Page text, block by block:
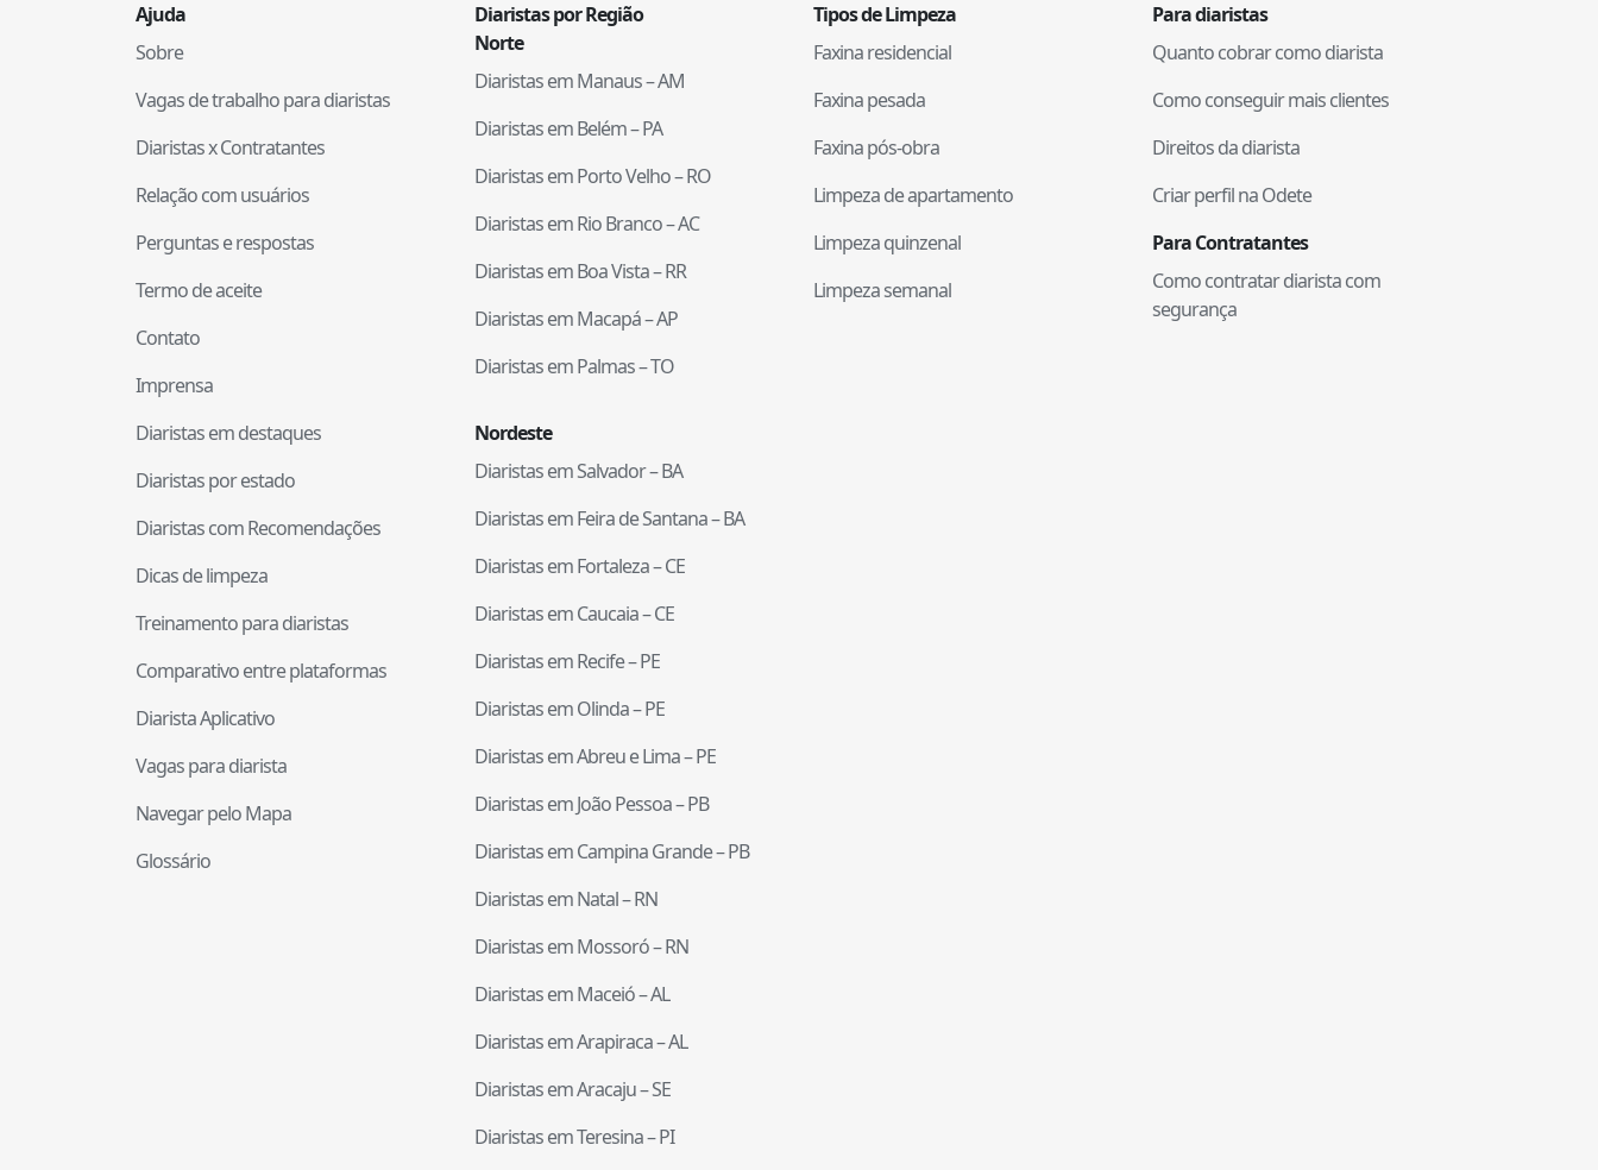
Ajuda
Sobre
Vagas de trabalho para diaristas
Diaristas x Contratantes
Relação com usuários
Perguntas e respostas
Termo de aceite
Contato
Imprensa
Diaristas em destaques
Diaristas por estado
Diaristas com Recomendações
Dicas de limpeza
Treinamento para diaristas
Comparativo entre plataformas
Diarista Aplicativo
Vagas para diarista
Navegar pelo Mapa
Glossário
Diaristas por Região
Norte
Diaristas emManaus–AM
Diaristas emBelém–PA
Diaristas emPorto Velho–RO
Diaristas emRio Branco–AC
Diaristas emBoa Vista–RR
Diaristas emMacapá–AP
Diaristas emPalmas–TO
Nordeste
Diaristas emSalvador–BA
Diaristas emFeira de Santana–BA
Diaristas emFortaleza–CE
Diaristas emCaucaia–CE
Diaristas emRecife–PE
Diaristas emOlinda–PE
Diaristas emAbreu e Lima–PE
Diaristas emJoão Pessoa–PB
Diaristas emCampina Grande–PB
Diaristas emNatal–RN
Diaristas emMossoró–RN
Diaristas emMaceió–AL
Diaristas emArapiraca–AL
Diaristas emAracaju–SE
Diaristas emTeresina–PI
Tipos de Limpeza
Faxina residencial
Faxina pesada
Faxina pós-obra
Limpeza de apartamento
Limpeza quinzenal
Limpeza semanal
Para diaristas
Quanto cobrar como diarista
Como conseguir mais clientes
Direitos da diarista
Criar perfil na Odete
Para Contratantes
Como contratar diarista com
segurança